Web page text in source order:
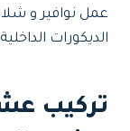
عمل نوافير و
الديكورات
تركيب